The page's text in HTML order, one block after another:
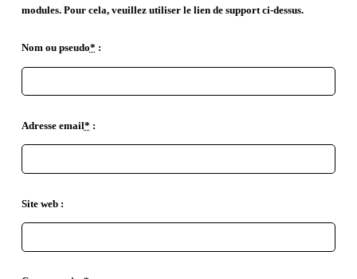
modules. Pour cela, veuillez utiliser le lien de support ci-dessus.
Nom ou pseudo* :
Adresse email* :
Site web :